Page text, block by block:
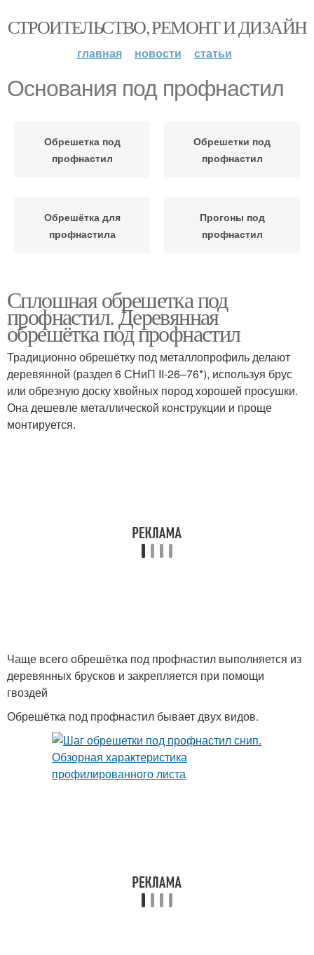
СТРОИТЕЛЬСТВО, РЕМОНТ И ДИЗАЙН
главная новости статьи
Основания под профнастил
Обрешетка под
профнастил
Обрешетки под
профнастил
Обрешётка для
профнастила
Прогоны под
профнастил
Сплошная обрешетка под
профнастил. Деревянная
обрешётка под профнастил
Традиционно обрешётку под металлопрофиль делают
деревянной (раздел 6 СНиП II-26–76*), используя брус
или обрезную доску хвойных пород хорошей просушки.
Она дешевле металлической конструкции и проще
монтируется.
Чаще всего обрешётка под профнастил выполняется из
деревянных брусков и закрепляется при помощи
гвоздей
Обрешётка под профнастил бывает двух видов.